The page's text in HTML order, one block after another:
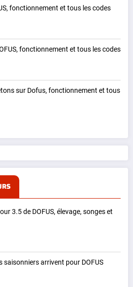
fonctionnement et tous les codes
fonctionnement et tous les codes
sur Dofus, fonctionnement et tous
3.5 de DOFUS, élevage, songes et
saisonniers arrivent pour DOFUS